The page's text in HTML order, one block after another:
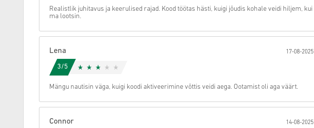
Realistlik juhitavus ja keerulised rajad. Kood töötas hästi, kuigi jõudis kohale veidi hiljem, kui
ma lootsin.
Lena 17-08-2025
3/5
Mängu nautisin väga, kuigi koodi aktiveerimine võttis veidi aega. Ootamist oli aga väärt.
Connor 14-08-2025